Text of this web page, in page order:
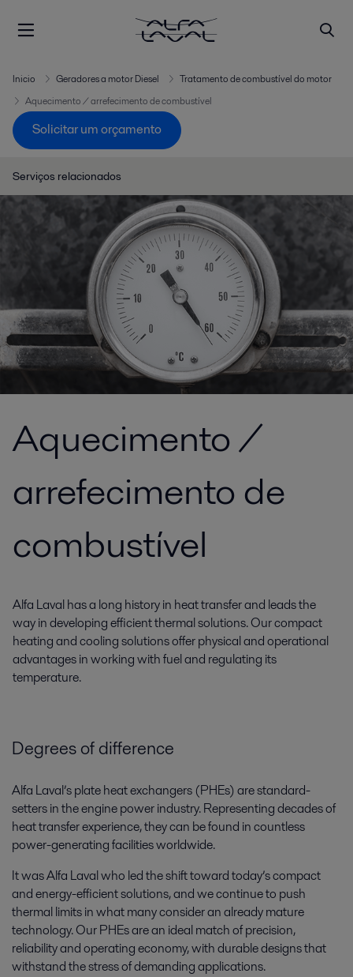
Inicio Geradores a motor Diesel
Tratamento de combustível do motor
Aquecimento / arrefecimento de combustível
Solicitar um orçamento
Serviços relacionados
Aquecimento /
arrefecimento de
combustível
Alfa Laval has a long history in heat transfer and leads the
way in developing efficient thermal solutions. Our compact
heating and cooling solutions offer physical and operational
advantages in working with fuel and regulating its
temperature.
Degrees of difference
Alfa Laval’s plate heat exchangers (PHEs) are standard-
setters in the engine power industry. Representing decades of
heat transfer experience, they can be found in countless
power-generating facilities worldwide.
It was Alfa Laval who led the shift toward today’s compact
and energy-efficient solutions, and we continue to push
thermal limits in what many consider an already mature
technology. Our PHEs are an ideal match of precision,
reliability and operating economy, with durable designs that
withstand the stress of demanding applications.